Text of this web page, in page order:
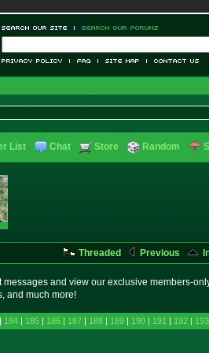
List Chat Store Random
Threaded Previous
and view our exclusive members-only
and much more!
184 | 185 | 186 | 187 | 188 | 189 | 190 | 191 | 192 | 193